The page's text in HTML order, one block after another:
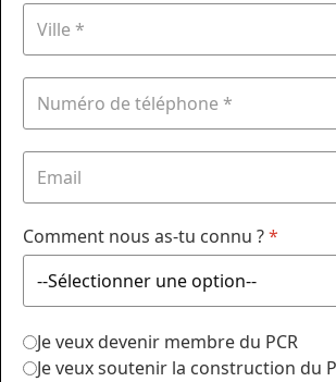
Comment nous as-tu connu ?*
Je veux devenir membre du PCR
Je veux soutenir la construction du